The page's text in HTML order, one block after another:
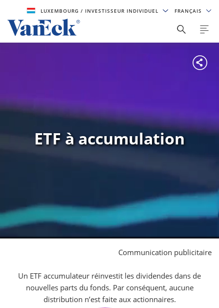
LUXEMBOURG/ INVESTISSEUR INDIVIDUEL FRANÇAIS
ETF à accumulation
Communication publicitaire
Un ETF accumulateur réinvestit les dividendes dans de
nouvelles parts du fonds. Par conséquent, aucune
distribution n’est faite aux actionnaires.